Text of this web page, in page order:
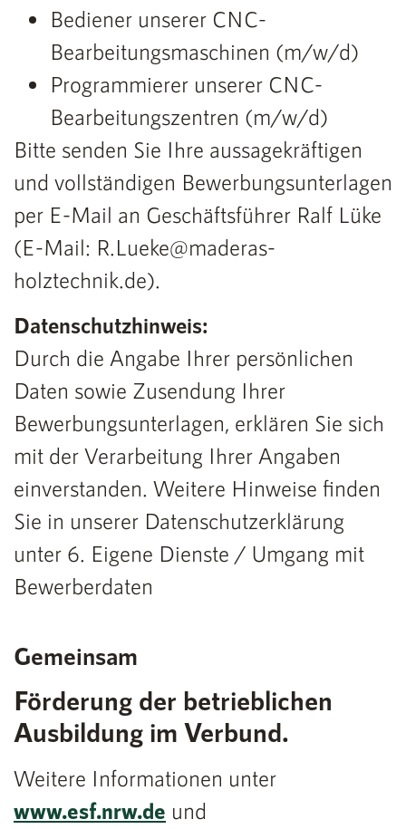
Bediener unserer CNC-
Bearbeitungsmaschinen (m/w/d)
Programmierer unserer CNC-
Bearbeitungszentren (m/w/d)
Bitte senden Sie Ihre aussagekräftigen
und vollständigen Bewerbungsunterlagen
per E-Mail an Geschäftsführer Ralf Lüke
(E-Mail: R.Lueke@maderas-
holztechnik.de).
Datenschutzhinweis:
Durch die Angabe Ihrer persönlichen
Daten sowie Zusendung Ihrer
Bewerbungsunterlagen, erklären Sie sich
mit der Verarbeitung Ihrer Angaben
einverstanden. Weitere Hinweise finden
Sie in unserer Datenschutzerklärung
unter 6. Eigene Dienste / Umgang mit
Bewerberdaten
Gemeinsam
Förderung der betrieblichen
Ausbildung im Verbund.
Weitere Informationen unter
www.esf.nrw.de und